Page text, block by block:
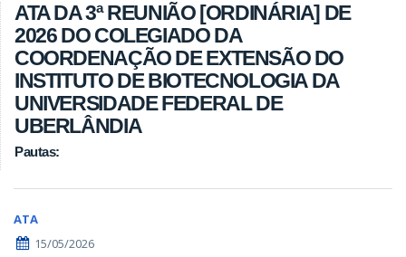
ATA DA 3ª REUNIÃO [ORDINÁRIA] DE
2026 DO COLEGIADO DA
COORDENAÇÃO DE EXTENSÃO DO
INSTITUTO DE BIOTECNOLOGIA DA
UNIVERSIDADE FEDERAL DE
UBERLÂNDIA
Pautas:
ATA
15/05/2026